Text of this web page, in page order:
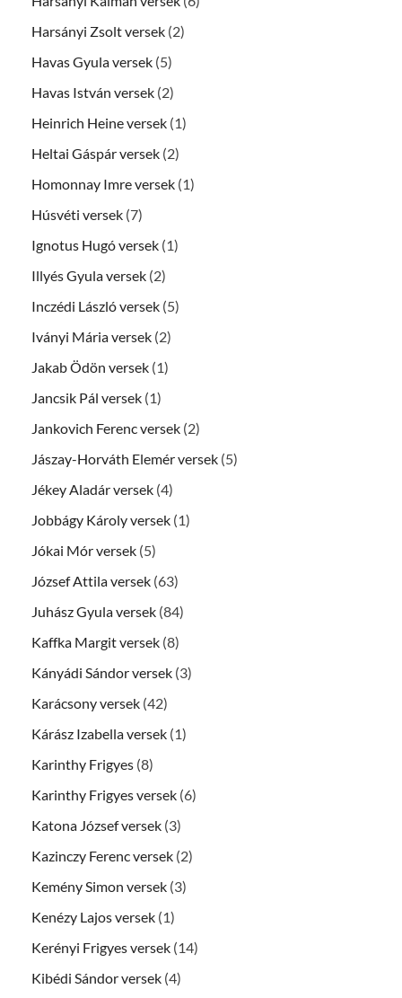
Harsányi Zsolt versek (2)
Havas Gyula versek (5)
Havas István versek (2)
Heinrich Heine versek (1)
Heltai Gáspár versek (2)
Homonnay Imre versek (1)
Húsvéti versek (7)
Ignotus Hugó versek (1)
Illyés Gyula versek (2)
Inczédi László versek (5)
Iványi Mária versek (2)
Jakab Ödön versek (1)
Jancsik Pál versek (1)
Jankovich Ferenc versek (2)
Jászay-Horváth Elemér versek (5)
Jékey Aladár versek (4)
Jobbágy Károly versek (1)
Jókai Mór versek (5)
József Attila versek (63)
Juhász Gyula versek (84)
Kaffka Margit versek (8)
Kányádi Sándor versek (3)
Karácsony versek (42)
Kárász Izabella versek (1)
Karinthy Frigyes (8)
Karinthy Frigyes versek (6)
Katona József versek (3)
Kazinczy Ferenc versek (2)
Kemény Simon versek (3)
Kenézy Lajos versek (1)
Kerényi Frigyes versek (14)
Kibédi Sándor versek (4)